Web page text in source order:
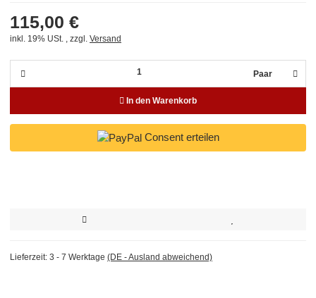
115,00 €
inkl. 19% USt. , zzgl. Versand
Paar
In den Warenkorb
Consent erteilen
Lieferzeit: 3 - 7 Werktage (DE - Ausland abweichend)